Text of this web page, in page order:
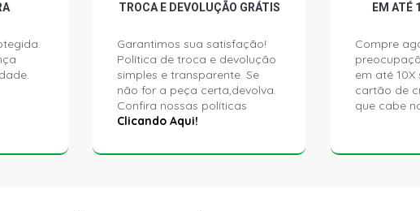
TROCA E DEVOLUÇÃO GRÁTIS
Garantimos sua satisfação!
Política de troca e devolução
simples e transparente. Se
não for a peça certa,devolva.
Confira nossas políticas
Clicando Aqui!
EM ATÉ
Compre
em até 10X
cartão de
que cabe